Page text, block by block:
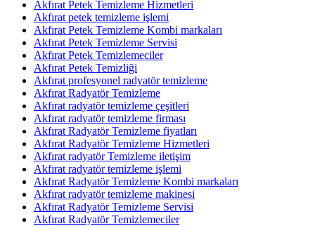
Akfırat Petek Temizleme Hizmetleri
Akfırat petek temizleme işlemi
Akfırat Petek Temizleme Kombi markaları
Akfırat Petek Temizleme Servisi
Akfırat Petek Temizlemeciler
Akfırat Petek Temizliği
Akfırat profesyonel radyatör temizleme
Akfırat Radyatör Temizleme
Akfırat radyatör temizleme çeşitleri
Akfırat radyatör temizleme firması
Akfırat Radyatör Temizleme fiyatları
Akfırat Radyatör Temizleme Hizmetleri
Akfırat radyatör Temizleme iletişim
Akfırat radyatör temizleme işlemi
Akfırat Radyatör Temizleme Kombi markaları
Akfırat radyatör temizleme makinesi
Akfırat Radyatör Temizleme Servisi
Akfırat Radyatör Temizlemeciler